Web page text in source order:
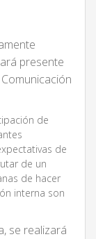
presente
de
de
de un
de hacer
interna son
se realizará